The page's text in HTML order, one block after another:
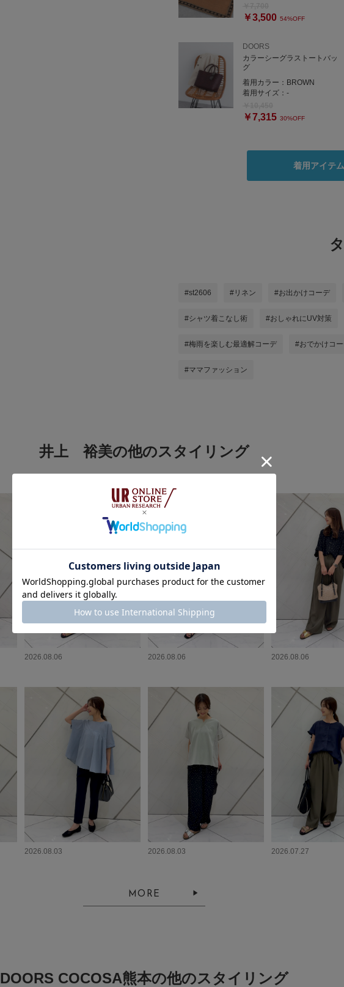
￥3,500 54%OFF
DOORS
カラーシーグラストートバッ
グ
着用カラー： BROWN
着用サイズ： -
￥7,315 30%OFF
着用アイテ
#st2606 #リネン #お出かけコーデ
#シャツ着こなし術 #おしゃれにUV対策
#梅雨を楽しむ最適解コーデ #おでかけコ
#ママファッション
井上 裕美の他のスタイリング
2026.08.06 2026.08.06 2026.08.06
2026.08.03 2026.08.03 2026.07.27
MORE
DOORS COCOSA熊本の他のスタイリング